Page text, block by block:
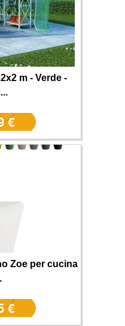
m - Verde -
€
Zoe per cucina
€